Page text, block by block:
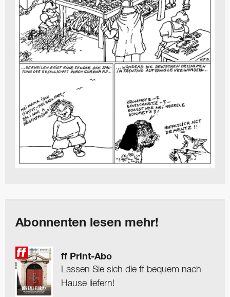
Abonnenten lesen mehr!
ff Print-Abo
Lassen Sie sich die ff bequem nach
Hause liefern!